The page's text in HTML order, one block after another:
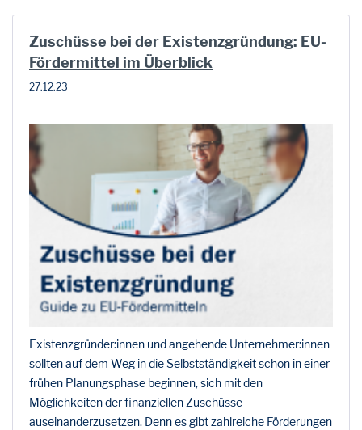
Zuschüsse bei der Existenzgründung: EU-
Fördermittel im Überblick
27.12.23
Existenzgründer:innen und angehende Unternehmer:innen
sollten auf dem Weg in die Selbstständigkeit schon in einer
frühen Planungsphase beginnen, sich mit den
Möglichkeiten der finanziellen Zuschüsse
auseinanderzusetzen. Denn es gibt zahlreiche Förderungen